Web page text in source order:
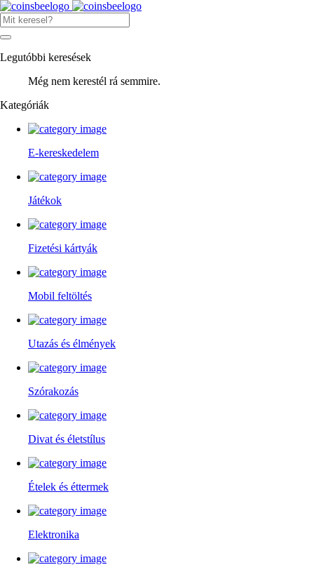
Legutóbbi keresések
Még nem kerestél rá semmire.
Kategóriák
E-kereskedelem
Játékok
Fizetési kártyák
Mobil feltöltés
Utazás és élmények
Szórakozás
Divat és életstílus
Ételek és éttermek
Elektronika